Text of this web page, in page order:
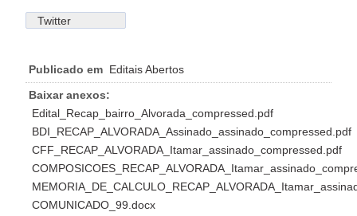
Twitter
Publicado em Editais Abertos
Baixar anexos:
Edital_Recap_bairro_Alvorada_compressed.pdf
BDI_RECAP_ALVORADA_Assinado_assinado_compressed.pdf
CFF_RECAP_ALVORADA_Itamar_assinado_compressed.pdf
COMUNICADO_99.docx